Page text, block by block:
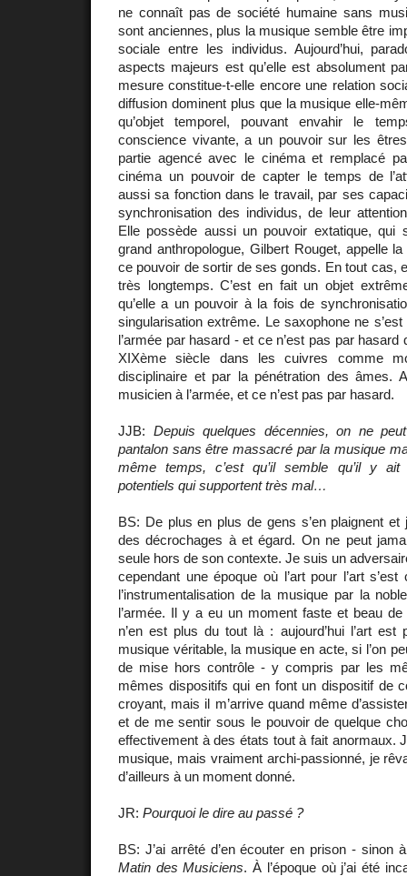
ne connaît pas de société humaine sans
sont anciennes, plus la musique semble être
sociale entre les individus. Aujourd’hui,
aspects majeurs est qu’elle est absolument
mesure constitue-t-elle encore une relation
diffusion dominent plus que la musique elle-
qu’objet temporel, pouvant envahir le
conscience vivante, a un pouvoir sur les
partie agencé avec le cinéma et remplacé
cinéma un pouvoir de capter le temps de
aussi sa fonction dans le travail, par ses
synchronisation des individus, de leur
Elle possède aussi un pouvoir extatique, qui
grand anthropologue, Gilbert Rouget, appelle
ce pouvoir de sortir de ses gonds. En tout cas,
très longtemps. C’est en fait un objet
qu’elle a un pouvoir à la fois de
singularisation extrême. Le saxophone ne
l’armée par hasard - et ce n’est pas par hasard
XIXème siècle dans les cuivres comme
disciplinaire et par la pénétration des âmes.
musicien à l’armée, et ce n’est pas par hasard.
JJB: Depuis quelques décennies, on ne
pantalon sans être massacré par la musique
même temps, c’est qu’il semble qu’il y ait
potentiels qui supportent très mal…
BS: De plus en plus de gens s’en plaignent et
des décrochages à et égard. On ne peut
seule hors de son contexte. Je suis un
cependant une époque où l’art pour l’art
l’instrumentalisation de la musique par la
l’armée. Il y a eu un moment faste et beau de
n’en est plus du tout là : aujourd’hui l’art
musique véritable, la musique en acte, si l’on
de mise hors contrôle - y compris par les
mêmes dispositifs qui en font un dispositif de
croyant, mais il m’arrive quand même
et de me sentir sous le pouvoir de quelque
effectivement à des états tout à fait anormaux.
musique, mais vraiment archi-passionné, je
d’ailleurs à un moment donné.
JR: Pourquoi le dire au passé ?
BS: J’ai arrêté d’en écouter en prison - sinon
Matin des Musiciens. À l’époque où j’ai été